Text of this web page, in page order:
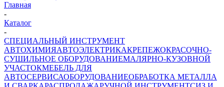
Главная
-
Каталог
-
СПЕЦИАЛЬНЫЙ ИНСТРУМЕНТ
АВТОХИМИЯАВТОЭЛЕКТРИКАКРЕПЕЖОКРАСОЧНО-
СУШИЛЬНОЕ ОБОРУДОВАНИЕМАЛЯРНО-КУЗОВНОЙ
УЧАСТОКМЕБЕЛЬ ДЛЯ
АВТОСЕРВИСАОБОРУДОВАНИЕОБРАБОТКА МЕТАЛЛА